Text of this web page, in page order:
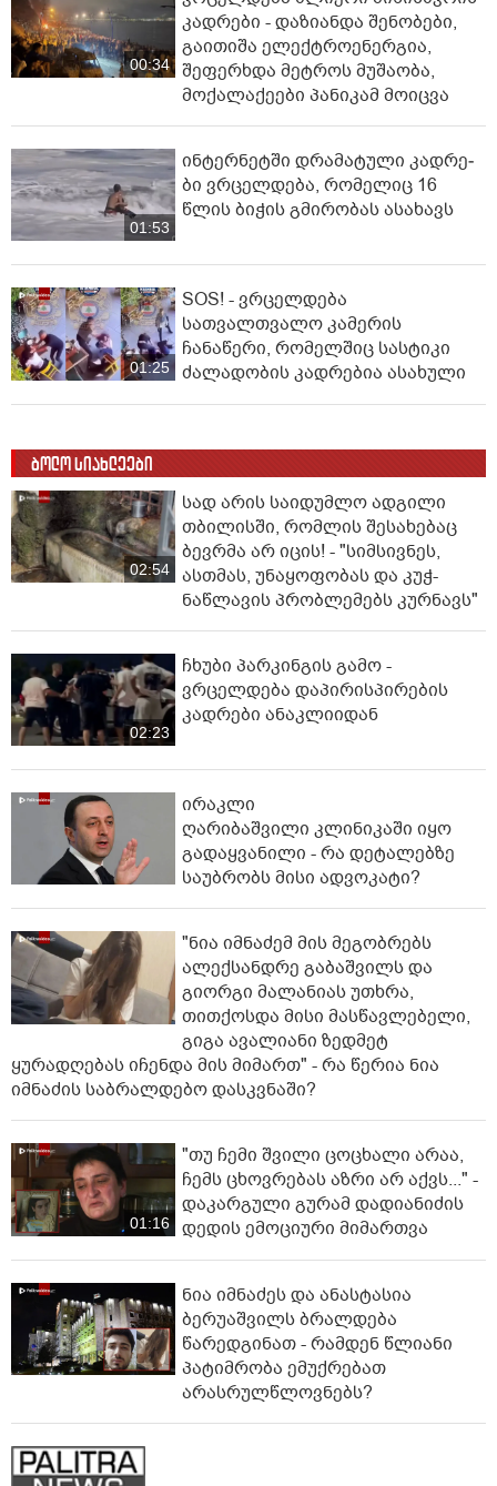
00:34
კადრები - დაზიანდა შენობები,
გაითიშა ელექტროენერგია,
შეფერხდა მეტროს მუშაობა,
მოქალაქეები პანიკამ მოიცვა
01:53
ინ­ტერ­ნეტ­ში დრა­მა­ტუ­ლი კად­რე­
ბი ვრცელდება, რომელიც 16
წლის ბიჭის გმირობას ასახავს
01:25
SOS! - ვრცელდება
სათვალთვალო კამერის
ჩანაწერი, რომელშიც სასტიკი
ძალადობის კადრებია ასახული
ბოლო სიახლეები
02:54
სად არის საიდუმლო ადგილი
თბილისში, რომლის შესახებაც
ბევრმა არ იცის! - "სიმსივნეს,
ასთმას, უნაყოფობას და კუჭ-
ნაწლავის პრობლემებს კურნავს"
02:23
ჩხუბი პარკინგის გამო -
ვრცელდება დაპირისპირების
კადრები ანაკლიიდან
ირაკლი
ღარიბაშვილი კლინიკაში იყო
გადაყვანილი - რა დეტალებზე
საუბრობს მისი ადვოკატი?
"ნია იმნაძემ მის მეგობრებს
ალექსანდრე გაბაშვილს და
გიორგი მალანიას უთხრა,
თითქოსდა მისი მასწავლებელი,
გიგა ავალიანი ზედმეტ
ყურადღებას იჩენდა მის მიმართ" - რა წერია ნია
იმნაძის საბრალდებო დასკვნაში?
01:16
"თუ ჩემი შვილი ცოცხალი არაა,
ჩემს ცხოვრებას აზრი არ აქვს..." -
დაკარგული გურამ დადიანიძის
დედის ემოციური მიმართვა
ნია იმნაძეს და ანასტასია
ბერუაშვილს ბრალდება
წარედგინათ - რამდენ წლიანი
პატიმრობა ემუქრებათ
არასრულწლოვნებს?